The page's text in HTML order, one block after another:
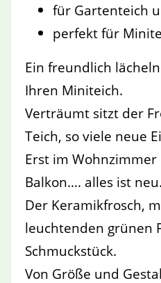
für Gartenteich
perfekt für
Ein freundlich
Ihren Miniteich.
Verträumt sitzt der
Teich, so viele neue
Erst im
Balkon…. alles ist neu.
Der Keramikfrosch,
leuchtenden grünen
Schmuckstück.
Von Größe und